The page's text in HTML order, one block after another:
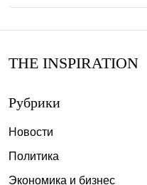
THE INSPIRATION
Рубрики
Новости
Политика
Экономика и бизнес